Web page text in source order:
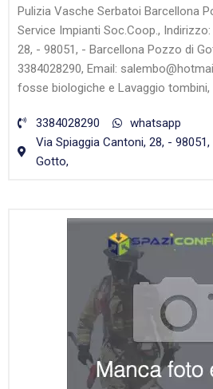
Pulizia Vasche Serbatoi Barcellona
Service Impianti Soc.Coop.,
28, - 98051, - Barcellona Pozzo di
3384028290, Email:
fosse biologiche e Lavaggio tombini,
3384028290
whatsapp
Via Spiaggia Cantoni, 28, -
Gotto,